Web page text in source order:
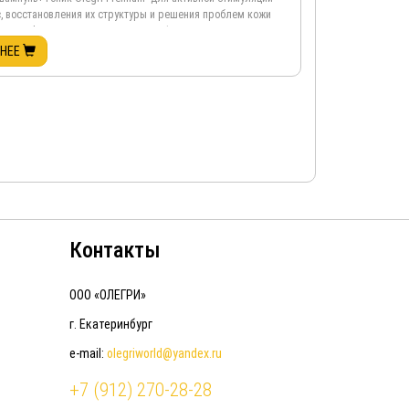
восстановления их структуры и решения проблем кожи
РН баланс, справляется со всеми видами грибковых
кожи головы, таких, как перхоть, себорея и др.,
функцию сальных ...
Контакты
ООО «ОЛЕГРИ»
г. Екатеринбург
e-mail: olegriworld@yandex.ru
+7 (912) 270-28-28